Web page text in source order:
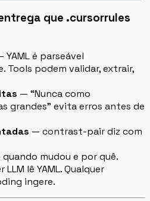
que .cursorrules
YAML é parseável
Tools podem validar, extrair,
— “Nunca como
grandes” evita erros antes de
— contrast-pair diz com
mudou e por quê.
lê YAML. Qualquer
ingere.